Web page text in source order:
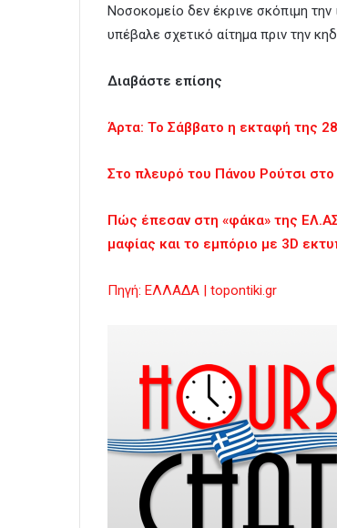
Νοσοκομείο δεν έκρινε σκόπιμη
υπέβαλε σχετικό αίτημα πριν την
Διαβάστε επίσης
Άρτα: Το Σάββατο η εκταφή της
Στο πλευρό του Πάνου Ρούτσι
Πώς έπεσαν στη «φάκα» της
μαφίας και το εμπόριο με 3D
Πηγή: ΕΛΛΑΔΑ | topontiki.gr